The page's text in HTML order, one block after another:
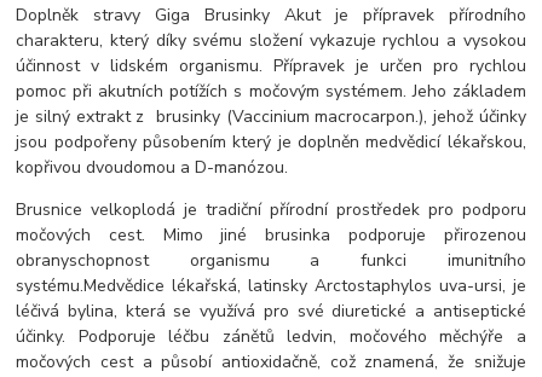
Doplněk stravy Giga Brusinky Akut je přípravek přírodního
charakteru, který díky svému složení vykazuje rychlou a vysokou
účinnost v lidském organismu. Přípravek je určen pro rychlou
pomoc při akutních potížích s močovým systémem. Jeho základem
je silný extrakt z brusinky (Vaccinium macrocarpon.), jehož účinky
jsou podpořeny působením který je doplněn medvědicí lékařskou,
kopřivou dvoudomou a D-manózou.
Brusnice velkoplodá je tradiční přírodní prostředek pro podporu
močových cest. Mimo jiné brusinka podporuje přirozenou
obranyschopnost organismu a funkci imunitního
systému.Medvědice lékařská, latinsky Arctostaphylos uva-ursi, je
léčivá bylina, která se využívá pro své diuretické a antiseptické
účinky. Podporuje léčbu zánětů ledvin, močového měchýře a
močových cest a působí antioxidačně, což znamená, že snižuje